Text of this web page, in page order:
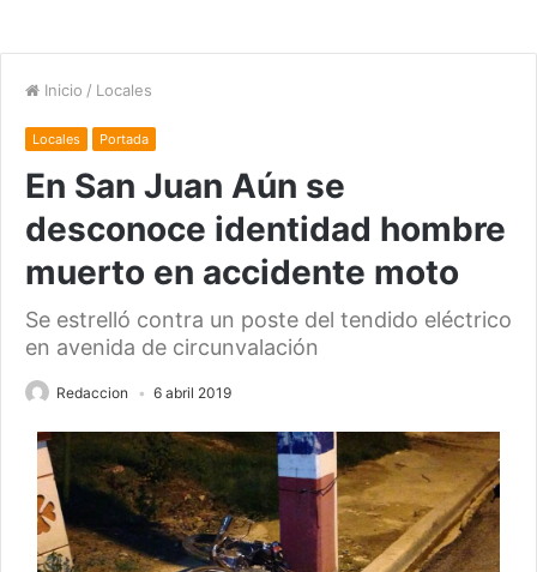
Inicio / Locales
Locales Portada
En San Juan Aún se
desconoce identidad hombre
muerto en accidente moto
Se estrelló contra un poste del tendido eléctrico
en avenida de circunvalación
Redaccion 6 abril 2019